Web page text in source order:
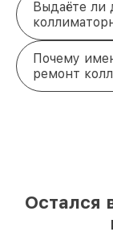
Выдаёте ли
Почему
ремонт
Остался